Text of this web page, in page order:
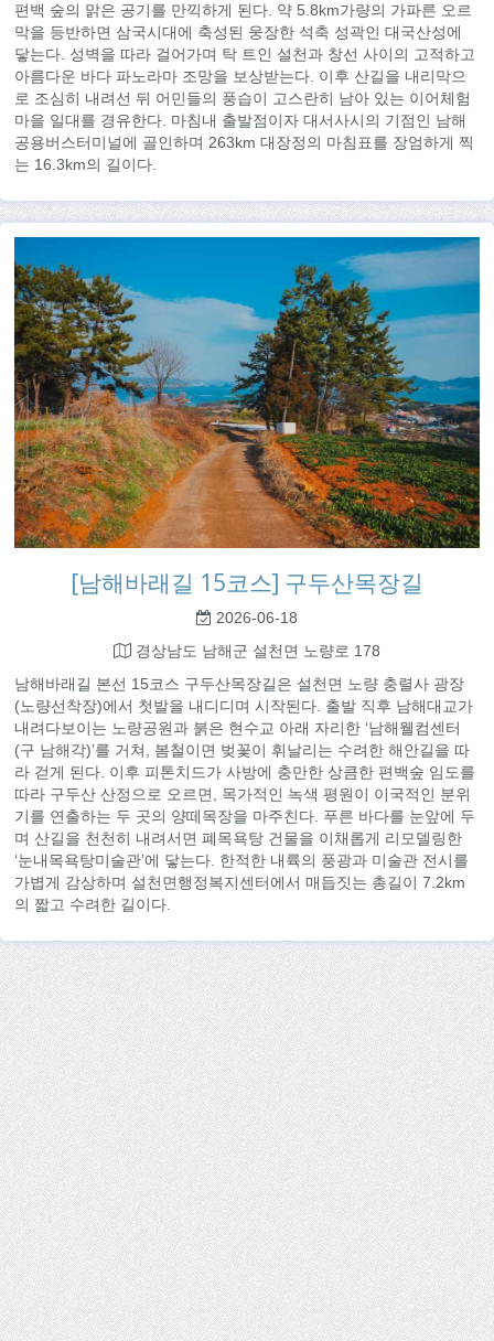
편백 숲의 맑은 공기를 만끽하게 된다. 약 5.8km가량의 가파른 오르
막을 등반하면 삼국시대에 축성된 웅장한 석축 성곽인 대국산성에
닿는다. 성벽을 따라 걸어가며 탁 트인 설천과 창선 사이의 고적하고
아름다운 바다 파노라마 조망을 보상받는다. 이후 산길을 내리막으
로 조심히 내려선 뒤 어민들의 풍습이 고스란히 남아 있는 이어체험
마을 일대를 경유한다. 마침내 출발점이자 대서사시의 기점인 남해
공용버스터미널에 골인하며 263km 대장정의 마침표를 장엄하게 찍
는 16.3km의 길이다.
[남해바래길 15코스] 구두산목장길
2026-06-18
경상남도 남해군 설천면 노량로 178
남해바래길 본선 15코스 구두산목장길은 설천면 노량 충렬사 광장
(노량선착장)에서 첫발을 내디디며 시작된다. 출발 직후 남해대교가
내려다보이는 노량공원과 붉은 현수교 아래 자리한 ‘남해웰컴센터
(구 남해각)’를 거쳐, 봄철이면 벚꽃이 휘날리는 수려한 해안길을 따
라 걷게 된다. 이후 피톤치드가 사방에 충만한 상큼한 편백숲 임도를
따라 구두산 산정으로 오르면, 목가적인 녹색 평원이 이국적인 분위
기를 연출하는 두 곳의 양떼목장을 마주친다. 푸른 바다를 눈앞에 두
며 산길을 천천히 내려서면 폐목욕탕 건물을 이채롭게 리모델링한
‘눈내목욕탕미술관’에 닿는다. 한적한 내륙의 풍광과 미술관 전시를
가볍게 감상하며 설천면행정복지센터에서 매듭짓는 총길이 7.2km
의 짧고 수려한 길이다.